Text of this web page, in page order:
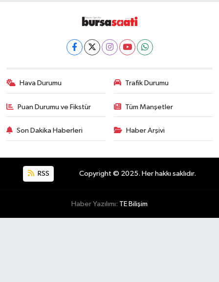
Hava Durumu Trafik Durumu
Puan Durumu ve Fikstür Tüm Manşetler
Son Dakika Haberleri Haber Arşivi
RSS Copyright © 2025. Her hakkı saklıdır.
Haber Yazılımı: TE Bilişim